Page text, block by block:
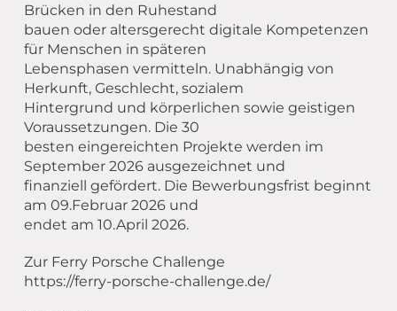
Brücken in den Ruhestand
bauen oder altersgerecht digitale Kompetenzen
für Menschen in späteren
Lebensphasen vermitteln. Unabhängig von
Herkunft, Geschlecht, sozialem
Hintergrund und körperlichen sowie geistigen
Voraussetzungen. Die 30
besten eingereichten Projekte werden im
September 2026 ausgezeichnet und
finanziell gefördert. Die Bewerbungsfrist beginnt
am 09.Februar 2026 und
endet am 10.April 2026.
Zur Ferry Porsche Challenge
https://ferry-porsche-challenge.de/